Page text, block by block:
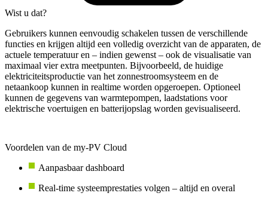
Wist u dat?
Gebruikers kunnen eenvoudig schakelen tussen de verschillende
functies en krijgen altijd een volledig overzicht van de apparaten, de
actuele temperatuur en – indien gewenst – ook de visualisatie van
maximaal vier extra meetpunten. Bijvoorbeeld, de huidige
elektriciteitsproductie van het zonnestroomsysteem en de
netaankoop kunnen in realtime worden opgeroepen. Optioneel
kunnen de gegevens van warmtepompen, laadstations voor
elektrische voertuigen en batterijopslag worden gevisualiseerd.
Voordelen van de my-PV Cloud
Aanpasbaar dashboard
Real-time systeemprestaties volgen – altijd en overal